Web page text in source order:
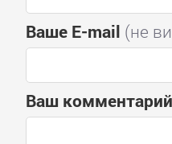
Ваше E-mail (не
Ваш комментарий